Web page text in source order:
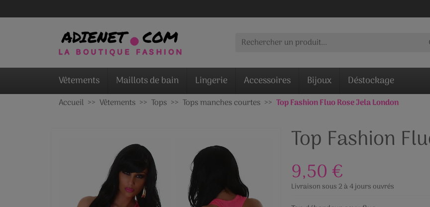
Vêtements Maillots de bain Lingerie Accessoires Bijoux Déstockage
Accueil Vêtements Tops Tops manches courtes Top Fashion Fluo Rose Jela London
Top Fashion
9,50 €
Livraison sous 2 à 4 jours ouvrés